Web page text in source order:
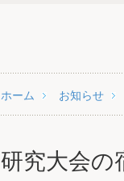
ホーム お知らせ
研究大会の